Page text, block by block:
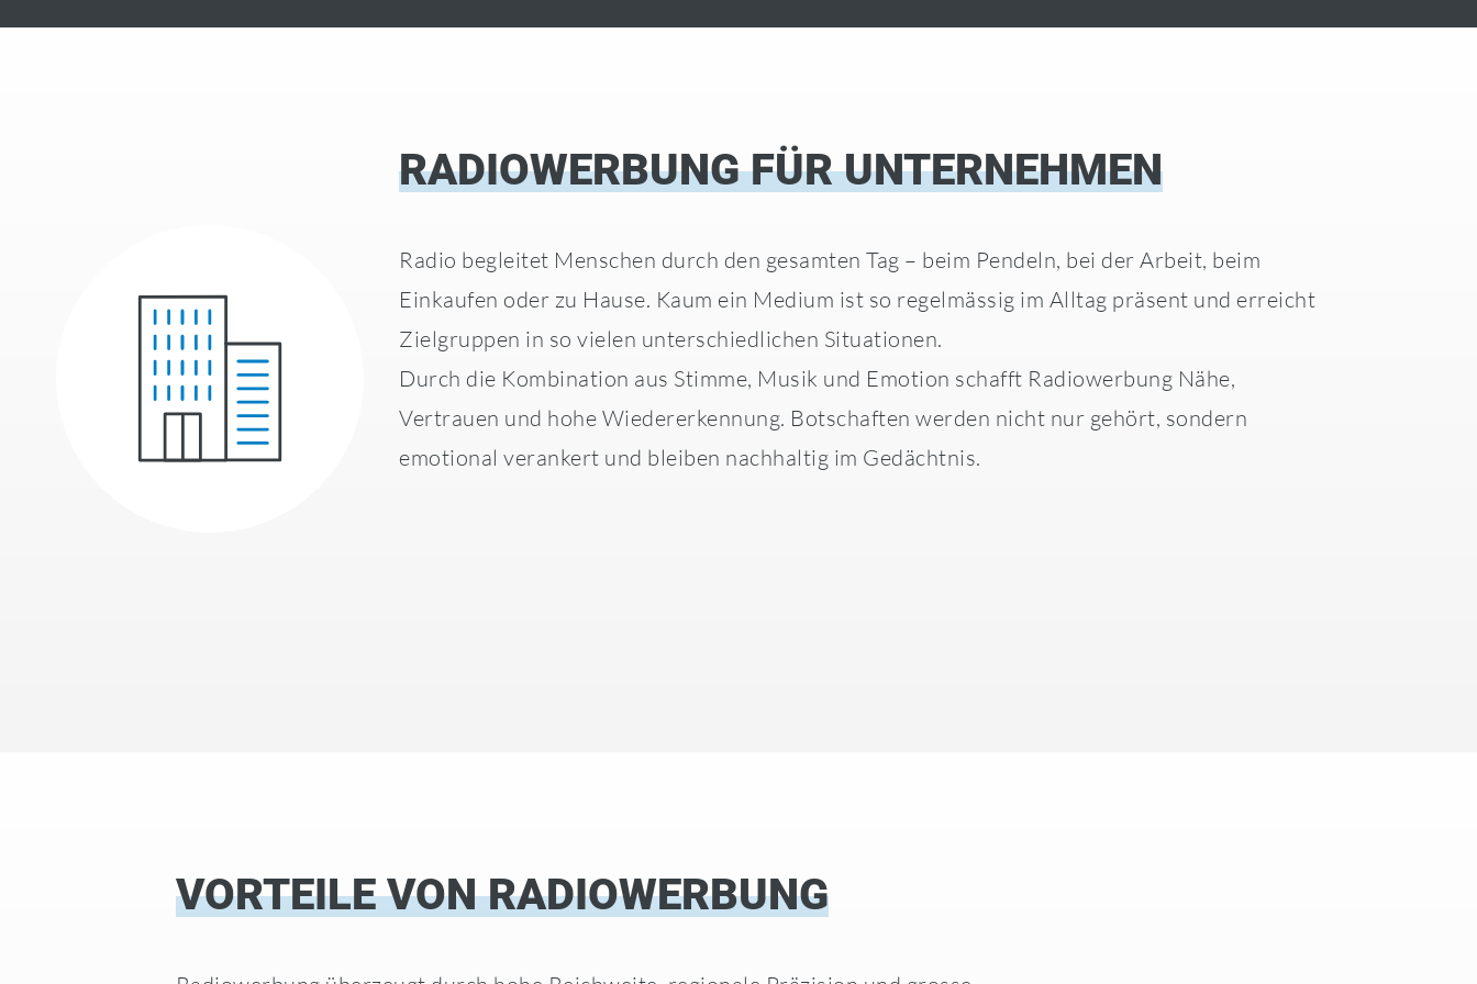
RADIOWERBUNG FÜR UNTERNEHMEN
Radio begleitet Menschen durch den gesamten Tag – beim Pendeln, bei der Arbeit, beim
Einkaufen oder zu Hause. Kaum ein Medium ist so regelmässig im Alltag präsent und erreicht
Zielgruppen in so vielen unterschiedlichen Situationen.
Durch die Kombination aus Stimme, Musik und Emotion schafft Radiowerbung Nähe,
Vertrauen und hohe Wiedererkennung. Botschaften werden nicht nur gehört, sondern
emotional verankert und bleiben nachhaltig im Gedächtnis.
VORTEILE VON RADIOWERBUNG